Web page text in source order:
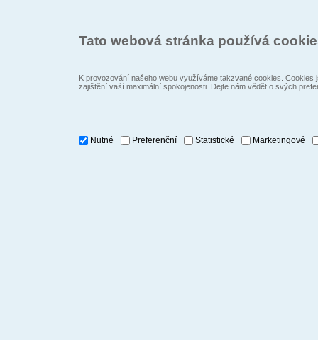
Tato webová stránka používá
K provozování našeho webu využíváme takzvané cookies.
zajištění vaší maximální spokojenosti. Dejte nám vědět o svých
Nutné Preferenční Statistické Marketingové